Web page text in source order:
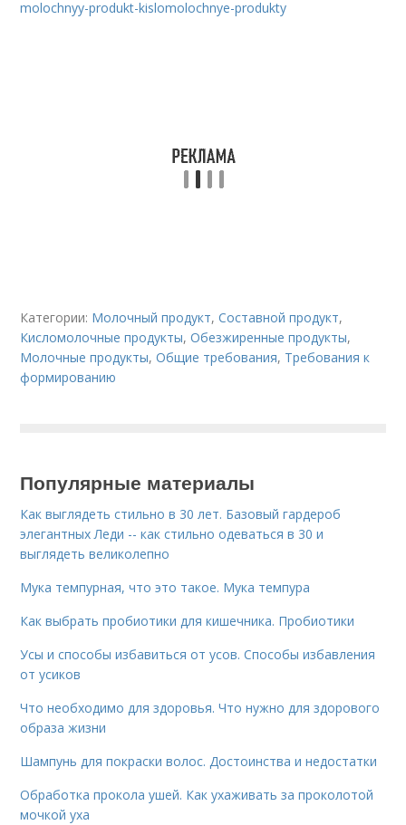
molochnyy-produkt-kislomolochnye-produkty
Категории: Молочный продукт,Составной продукт,
Кисломолочные продукты,Обезжиренные продукты,
Молочные продукты,Общие требования, Требования к
формированию
Популярные материалы
Как выглядеть стильно в 30 лет. Базовый гардероб
элегантных Леди -- как стильно одеваться в 30 и
выглядеть великолепно
Мука темпурная, что это такое. Мука темпура
Как выбрать пробиотики для кишечника. Пробиотики
Усы и способы избавиться от усов. Способы избавления
от усиков
Что необходимо для здоровья. Что нужно для здорового
образа жизни
Шампунь для покраски волос. Достоинства и недостатки
Обработка прокола ушей. Как ухаживать за проколотой
мочкой уха